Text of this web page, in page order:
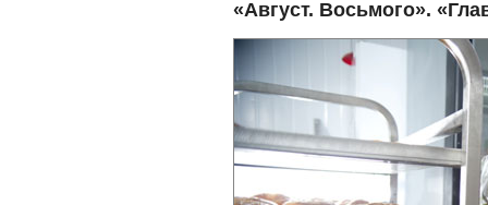
«Август. Восьмого».